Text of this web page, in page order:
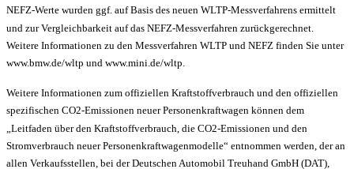
NEFZ-Werte wurden ggf. auf Basis des neuen WLTP-Messverfahrens ermittelt
und zur Vergleichbarkeit auf das NEFZ-Messverfahren zurückgerechnet.
Weitere Informationen zu den Messverfahren WLTP und NEFZ finden Sie unter
www.bmw.de/wltp und www.mini.de/wltp.
Weitere Informationen zum offiziellen Kraftstoffverbrauch und den offiziellen
spezifischen CO2-Emissionen neuer Personenkraftwagen können dem
„Leitfaden über den Kraftstoffverbrauch, die CO2-Emissionen und den
Stromverbrauch neuer Personenkraftwagenmodelle“ entnommen werden, der an
allen Verkaufsstellen, bei der Deutschen Automobil Treuhand GmbH (DAT),